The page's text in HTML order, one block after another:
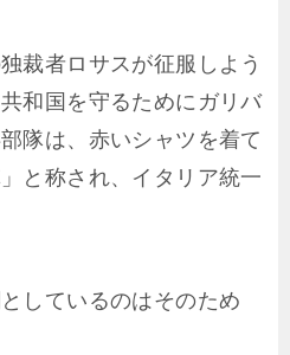
裁者ロサスが征服しよう
和国を守るためにガリバ
隊は、赤いシャツを着て
と称され、イタリア統一
しているのはそのため